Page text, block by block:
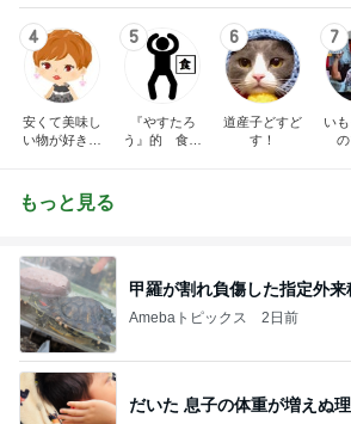
4
安くて美味し
い物が好き☆
5
『やすたろ
う』的 食の
6
道産子どすど
す！
7
い
もっと見る
甲羅が割れ負傷した指定外来
Amebaトピックス 2日前
だいた 息子の体重が増えぬ